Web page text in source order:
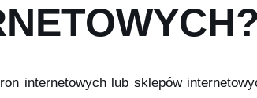
internetowych lub sklepów